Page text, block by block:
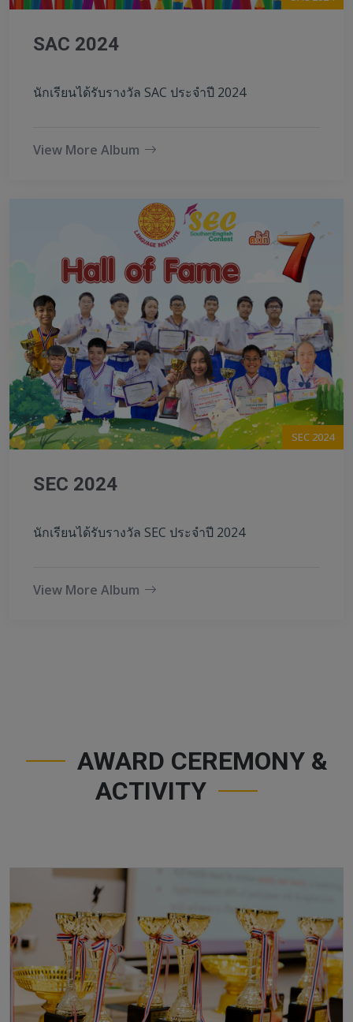
SAC 2024
นักเรียนได้รับรางวัล SAC ประจำปี 2024
View More Album
SEC 2024
SEC 2024
นักเรียนได้รับรางวัล SEC ประจำปี 2024
View More Album
AWARD CEREMONY &
ACTIVITY